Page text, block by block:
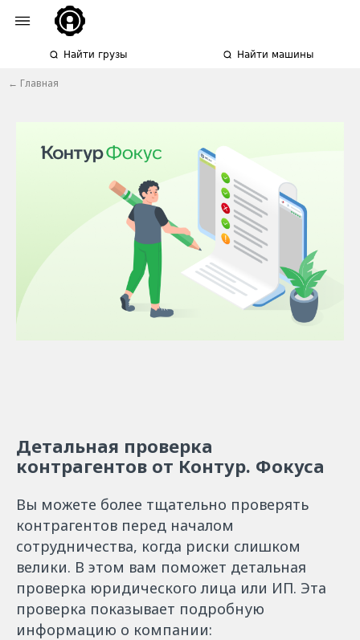
Найти грузы Найти машины
← Главная
Детальная проверка
контрагентов от Контур. Фокуса
Вы можете более тщательно проверять
контрагентов перед началом
сотрудничества, когда риски слишком
велики. В этом вам поможет детальная
проверка юридического лица или ИП. Эта
проверка показывает подробную
информацию о компании: